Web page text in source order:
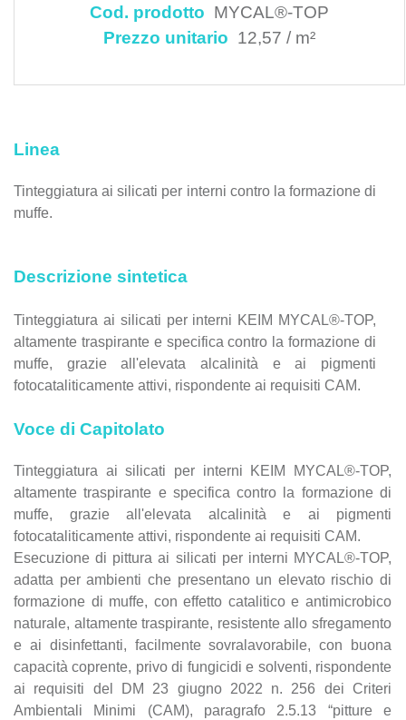
Cod. prodotto MYCAL®-TOP
Prezzo unitario 12,57 / m²
Linea
Tinteggiatura ai silicati per interni contro la formazione di
muffe.
Descrizione sintetica
Tinteggiatura ai silicati per interni KEIM MYCAL®-TOP,
altamente traspirante e specifica contro la formazione di
muffe, grazie all'elevata alcalinità e ai pigmenti
fotocataliticamente attivi, rispondente ai requisiti CAM.
Voce di Capitolato
Tinteggiatura ai silicati per interni KEIM MYCAL®-TOP,
altamente traspirante e specifica contro la formazione di
muffe, grazie all'elevata alcalinità e ai pigmenti
fotocataliticamente attivi, rispondente ai requisiti CAM.
Esecuzione di pittura ai silicati per interni MYCAL®-TOP,
adatta per ambienti che presentano un elevato rischio di
formazione di muffe, con effetto catalitico e antimicrobico
naturale, altamente traspirante, resistente allo sfregamento
e ai disinfettanti, facilmente sovralavorabile, con buona
capacità coprente, privo di fungicidi e solventi, rispondente
ai requisiti del DM 23 giugno 2022 n. 256 dei Criteri
Ambientali Minimi (CAM), paragrafo 2.5.13 “pitture e